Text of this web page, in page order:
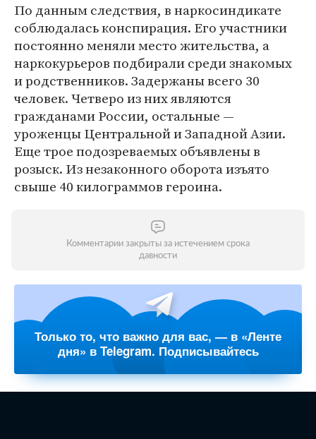
По данным следствия, в наркосиндикате
соблюдалась конспирация. Его участники
постоянно меняли место жительства, а
наркокурьеров подбирали среди знакомых
и родственников. Задержаны всего 30
человек. Четверо из них являются
гражданами России, остальные —
уроженцы Центральной и Западной Азии.
Еще трое подозреваемых объявлены в
розыск. Из незаконного оборота изъято
свыше 40 килограммов героина.
Комментарии закрыты за истечением срока
давности
Только то, что важно для вас, — в «Ленте
дня» в Telegram. Подписывайтесь